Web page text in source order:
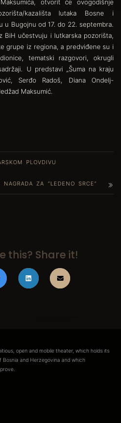
otvorit će ovogodišnje
kazališta lutaka Bosne i
u Bugojnu od 17. do 22. septembra.
BiH učestvuju i lutkarska pozorišta,
grupe iz regiona, a predviđene su i
tematski razgovori, okrugli
U predstavi „Šuma na kraju
Serđo Radoš, Diana Ondelj-
Maksumić.
PLOVDIVU
NAGRADA ZA “LEDENO SRCE”
this? Share it!
open and mobile theater, which holds its
Bosnia and Herzegovina and which